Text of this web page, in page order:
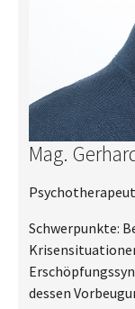
Mag.
Psychotherapeut
Schwerpunkte:
dessen